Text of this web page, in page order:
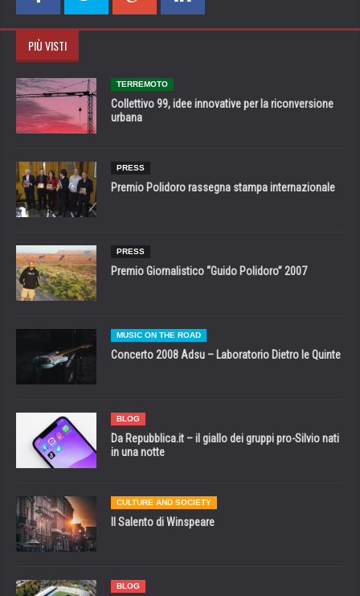
PIÙ VISTI
TERREMOTO
Collettivo 99, idee innovative per la riconversione
urbana
PRESS
Premio Polidoro rassegna stampa internazionale
PRESS
Premio Giornalistico “Guido Polidoro” 2007
MUSIC ON THE ROAD
Concerto 2008 Adsu – Laboratorio Dietro le Quinte
BLOG
Da Repubblica.it – il giallo dei gruppi pro-Silvio nati
in una notte
CULTURE AND SOCIETY
Il Salento di Winspeare
BLOG